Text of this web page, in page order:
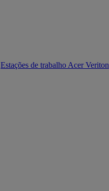
Estações de trabalho Acer Veriton